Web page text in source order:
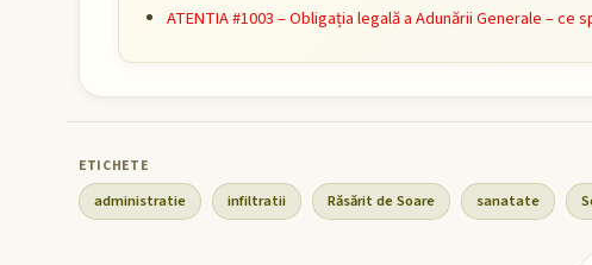
ATENTIA #1003 – Obligația legală a Adunării Generale – ce
administratie infiltratii Răsărit de Soare sanatate